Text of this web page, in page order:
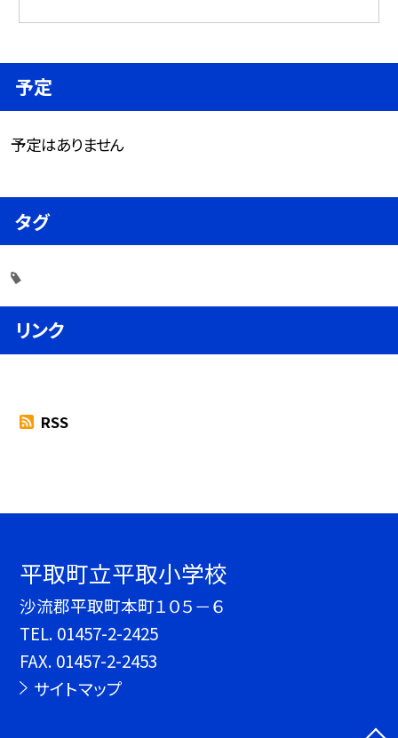
予定
予定はありません
タグ
リンク
RSS
平取町立平取小学校
沙流郡平取町本町１０５－６
TEL. 01457-2-2425
FAX. 01457-2-2453
サイトマップ